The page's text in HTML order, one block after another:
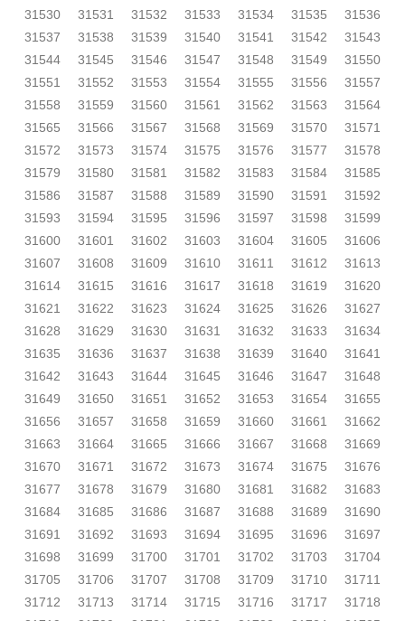
31530
31531 31532 31533 31534 31535
31536
31537
31538 31539 31540 31541 31542
31543
31544
31545 31546 31547 31548 31549
31550
31551
31552 31553 31554 31555 31556
31557
31558
31559 31560 31561 31562 31563
31564
31565
31566 31567 31568 31569 31570
31571
31572
31573 31574 31575 31576 31577
31578
31579
31580 31581 31582 31583 31584
31585
31586
31587 31588 31589 31590 31591
31592
31593
31594 31595 31596 31597 31598
31599
31600
31601 31602 31603 31604 31605
31606
31607
31608 31609 31610 31611 31612
31613
31614
31615 31616 31617 31618 31619
31620
31621
31622 31623 31624 31625 31626
31627
31628
31629 31630 31631 31632 31633
31634
31635
31636 31637 31638 31639 31640
31641
31642
31643 31644 31645 31646 31647
31648
31649
31650 31651 31652 31653 31654
31655
31656
31657 31658 31659 31660 31661
31662
31663
31664 31665 31666 31667 31668
31669
31670
31671 31672 31673 31674 31675
31676
31677
31678 31679 31680 31681 31682
31683
31684
31685 31686 31687 31688 31689
31690
31691
31692 31693 31694 31695 31696
31697
31698
31699 31700 31701 31702 31703
31704
31705
31706 31707 31708 31709 31710
31711
31712
31713 31714 31715 31716 31717
31718